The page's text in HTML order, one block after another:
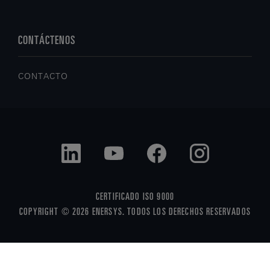
CONTÁCTENOS
CONTACTO
CERTIFICADO ISO 9000
COPYRIGHT © 2026 ENERSYS. TODOS LOS DERECHOS RESERVADOS